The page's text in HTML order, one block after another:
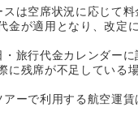
スは空席状況に応じて
金が適用となり、改定
・旅行代金カレンダー
に残席が不足している
アーで利用する航空運